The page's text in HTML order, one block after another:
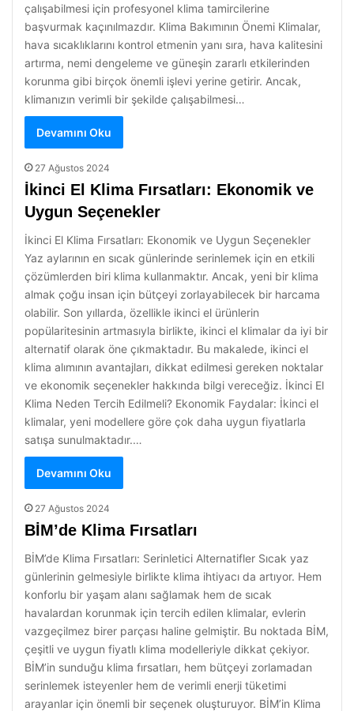
çalışabilmesi için profesyonel klima tamircilerine
başvurmak kaçınılmazdır. Klima Bakımının Önemi Klimalar,
hava sıcaklıklarını kontrol etmenin yanı sıra, hava kalitesini
artırma, nemi dengeleme ve güneşin zararlı etkilerinden
korunma gibi birçok önemli işlevi yerine getirir. Ancak,
klimanızın verimli bir şekilde çalışabilmesi…
Devamını Oku
27 Ağustos 2024
İkinci El Klima Fırsatları: Ekonomik ve
Uygun Seçenekler
İkinci El Klima Fırsatları: Ekonomik ve Uygun Seçenekler
Yaz aylarının en sıcak günlerinde serinlemek için en etkili
çözümlerden biri klima kullanmaktır. Ancak, yeni bir klima
almak çoğu insan için bütçeyi zorlayabilecek bir harcama
olabilir. Son yıllarda, özellikle ikinci el ürünlerin
popülaritesinin artmasıyla birlikte, ikinci el klimalar da iyi bir
alternatif olarak öne çıkmaktadır. Bu makalede, ikinci el
klima alımının avantajları, dikkat edilmesi gereken noktalar
ve ekonomik seçenekler hakkında bilgi vereceğiz. İkinci El
Klima Neden Tercih Edilmeli? Ekonomik Faydalar: İkinci el
klimalar, yeni modellere göre çok daha uygun fiyatlarla
satışa sunulmaktadır.…
Devamını Oku
27 Ağustos 2024
BİM’de Klima Fırsatları
BİM’de Klima Fırsatları: Serinletici Alternatifler Sıcak yaz
günlerinin gelmesiyle birlikte klima ihtiyacı da artıyor. Hem
konforlu bir yaşam alanı sağlamak hem de sıcak
havalardan korunmak için tercih edilen klimalar, evlerin
vazgeçilmez birer parçası haline gelmiştir. Bu noktada BİM,
çeşitli ve uygun fiyatlı klima modelleriyle dikkat çekiyor.
BİM’in sunduğu klima fırsatları, hem bütçeyi zorlamadan
serinlemek isteyenler hem de verimli enerji tüketimi
arayanlar için önemli bir seçenek oluşturuyor. BİM’in Klima